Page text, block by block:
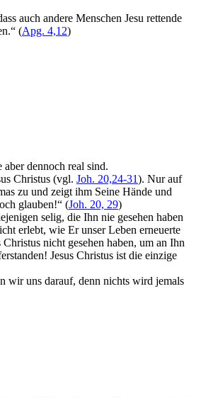
auch andere Menschen Jesu rettende
(Apg. 4,12)
dennoch real sind.
Christus (vgl. Joh. 20,24-31). Nur auf
zu und zeigt ihm Seine Hände und
glauben!“ (Joh. 20, 29)
selig, die Ihn nie gesehen haben
erlebt, wie Er unser Leben erneuerte
nicht gesehen haben, um an Ihn
Jesus Christus ist die einzige
wir uns darauf, denn nichts wird jemals